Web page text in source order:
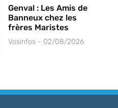
Genval : Les Amis de
Banneux chez les
frères Maristes
Vosinfos 02/08/2026